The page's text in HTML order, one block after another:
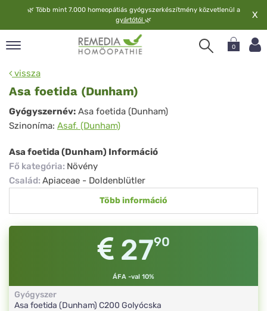
🌿 Több mint 7.000 homeopátiás gyógyszerkészítmény közvetlenül a
gyártótól 🌿 X
0
vissza
Asa foetida (Dunham)
Asa
foetida
(Dunham)
Gyógyszernév: Asa foetida (Dunham)
Szinoníma: Asaf. (Dunham)
Asa foetida (Dunham) Információ
Fő kategória: Növény
Család: Apiaceae - Doldenblütler
Több információ
2790
ÁFA -val 10%
Gyógyszer
Asa foetida (Dunham) C200 Golyócska